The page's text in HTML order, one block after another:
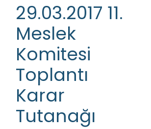
29.03.2017 11.
Meslek
Komitesi
Toplantı
Karar
Tutanağı